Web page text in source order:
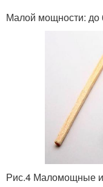
Малой мощности: до
Рис.4 Маломощные